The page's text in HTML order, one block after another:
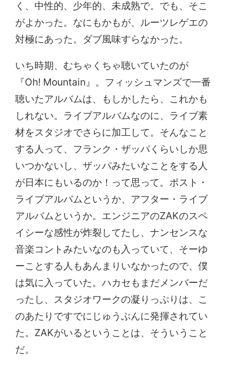
く、中性的、少年的、未成熟で。でも、そこ
がよかった。なにもかもが、ルーツレゲエの
対極にあった。ダブ風味すらなかった。
いち時期、むちゃくちゃ聴いていたのが
『Oh! Mountain』。フィッシュマンズで一番
聴いたアルバムは、もしかしたら、これかも
しれない。ライブアルバムなのに、ライブ素
材をスタジオでさらに加工して。そんなこと
する人って、フランク・ザッパくらいしか思
いつかないし、ザッパみたいなことをする人
が日本にもいるのか！って思って。ポスト・
ライブアルバムというか、アフター・ライブ
アルバムというか。エンジニアのZAKのスペ
イシーな感性が炸裂してたし、ナンセンスな
音楽コントみたいなのも入っていて、そーゆ
ーことする人もあんまりいなかったので、僕
は気に入っていた。ハカセもまだメンバーだ
ったし、スタジオワークの凝りっぷりは、こ
のあたりですでにじゅうぶんに発揮されてい
た。ZAKがいるということは、そういうこと
だ。